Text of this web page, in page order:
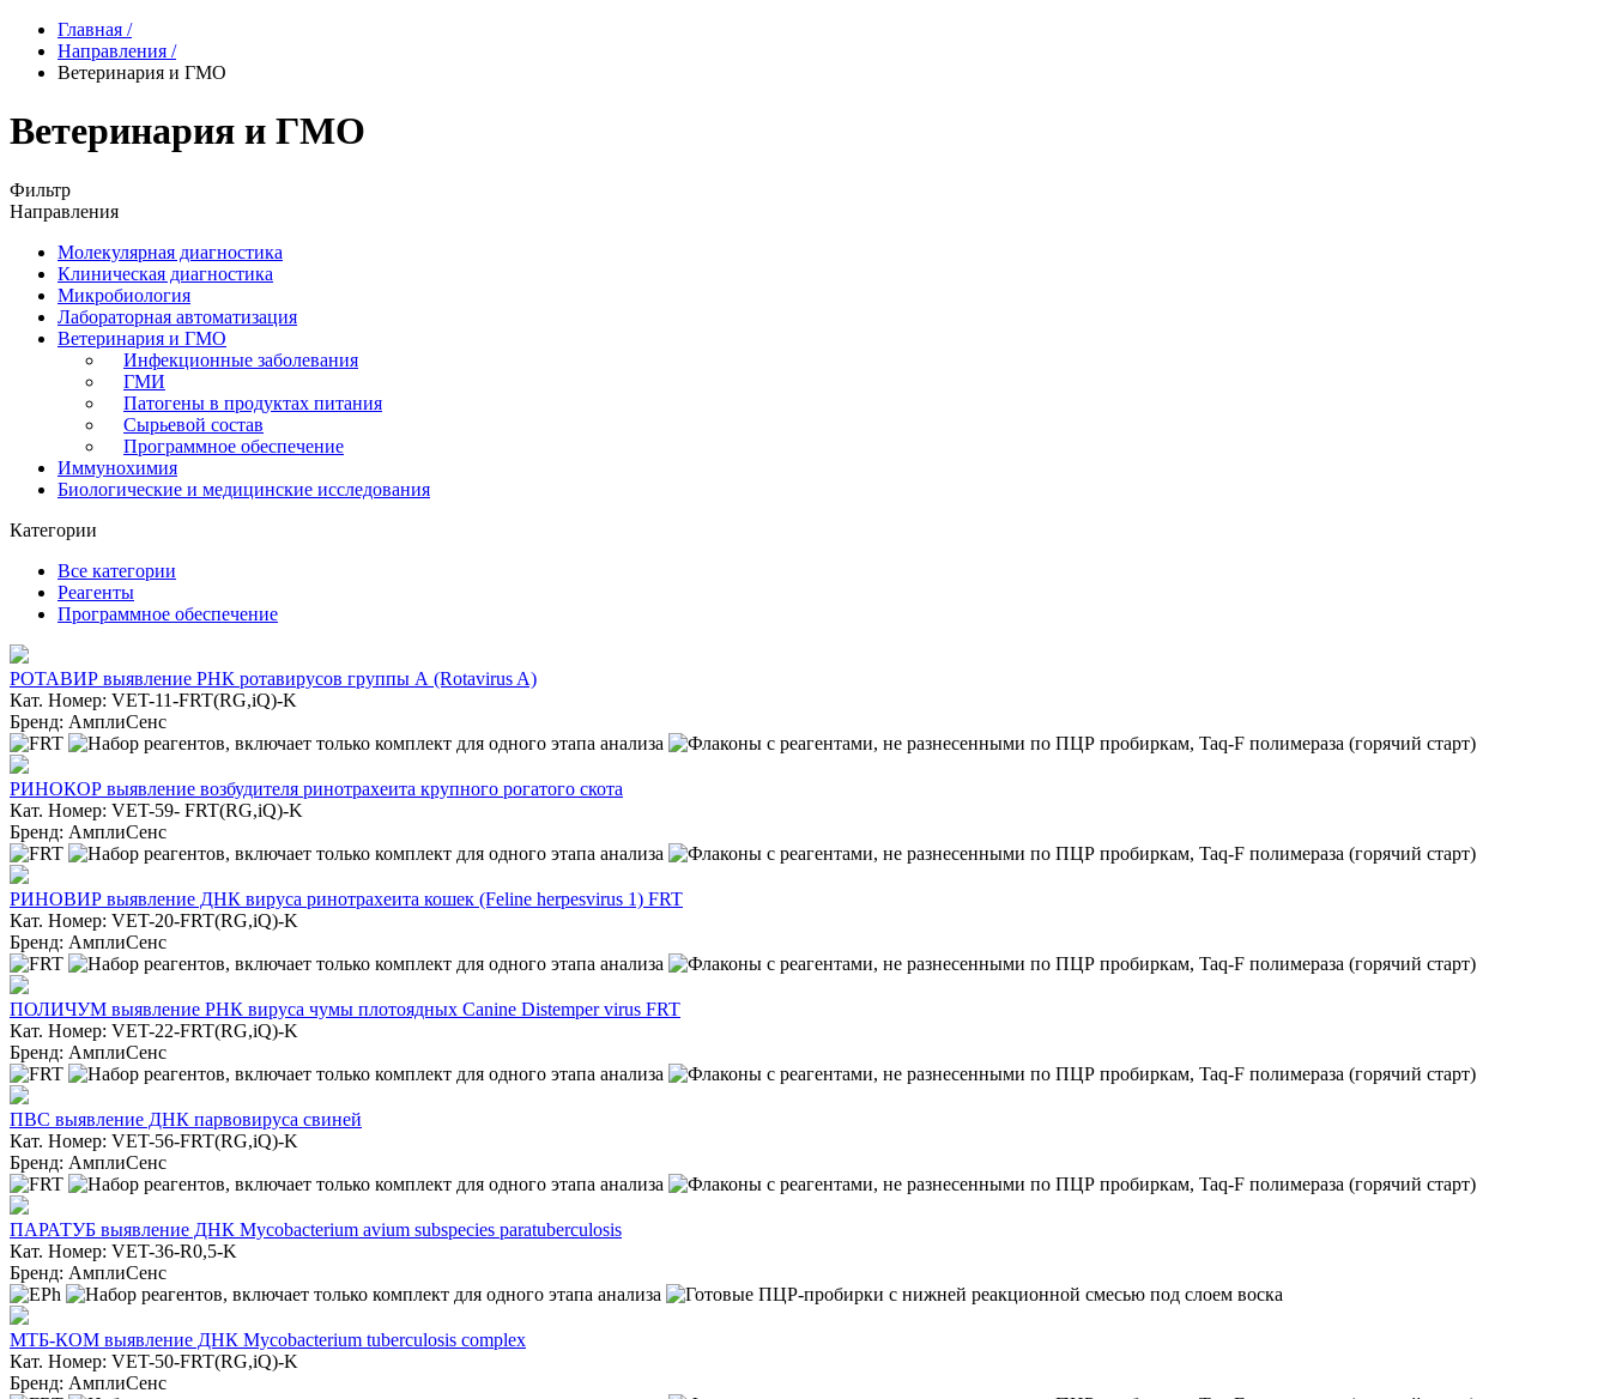
Главная /
Направления /
Ветеринария и ГМО
Ветеринария и ГМО
Фильтр
Направления
Молекулярная диагностика
Клиническая диагностика
Микробиология
Лабораторная автоматизация
Ветеринария и ГМО
Инфекционные заболевания
ГМИ
Патогены в продуктах питания
Сырьевой состав
Программное обеспечение
Иммунохимия
Биологические и медицинские исследования
Категории
Все категории
Реагенты
Программное обеспечение
РОТАВИР выявление РНК ротавирусов группы А (Rotavirus A)
Кат. Номер: VET-11-FRT(RG,iQ)-K
Бренд: АмплиСенс
РИНОКОР выявление возбудителя ринотрахеита крупного рогатого скота
Кат. Номер: VET-59- FRT(RG,iQ)-K
Бренд: АмплиСенс
РИНОВИР выявление ДНК вируса ринотрахеита кошек (Feline herpesvirus 1) FRT
Кат. Номер: VET-20-FRT(RG,iQ)-K
Бренд: АмплиСенс
ПОЛИЧУМ выявление РНК вируса чумы плотоядных Canine Distemper virus FRT
Кат. Номер: VET-22-FRT(RG,iQ)-K
Бренд: АмплиСенс
ПВС выявление ДНК парвовируса свиней
Кат. Номер: VET-56-FRT(RG,iQ)-K
Бренд: АмплиСенс
ПАРАТУБ выявление ДНК Mycobacterium avium subspecies paratuberculosis
Кат. Номер: VET-36-R0,5-K
Бренд: АмплиСенс
МТБ-КОМ выявление ДНК Mycobacterium tuberculosis complex
Кат. Номер: VET-50-FRT(RG,iQ)-K
Бренд: АмплиСенс